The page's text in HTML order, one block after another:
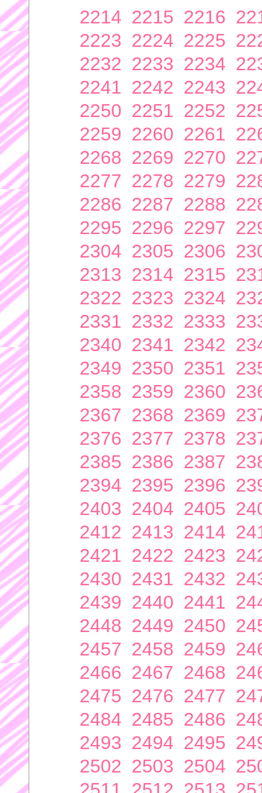
2214 2215 2216
2223 2224 2225
2232 2233 2234
2241 2242 2243
2250 2251 2252
2259 2260 2261
2268 2269 2270
2277 2278 2279
2286 2287 2288
2295 2296 2297
2304 2305 2306
2313 2314 2315
2322 2323 2324
2331 2332 2333
2340 2341 2342
2349 2350 2351
2358 2359 2360
2367 2368 2369
2376 2377 2378
2385 2386 2387
2394 2395 2396
2403 2404 2405
2412 2413 2414
2421 2422 2423
2430 2431 2432
2439 2440 2441
2448 2449 2450
2457 2458 2459
2466 2467 2468
2475 2476 2477
2484 2485 2486
2493 2494 2495
2502 2503 2504